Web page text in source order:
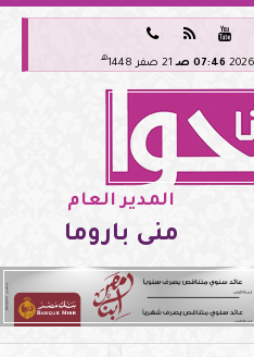



07:46 صـ 21 صفر 1448 هـ
المدير العام
منى باروما